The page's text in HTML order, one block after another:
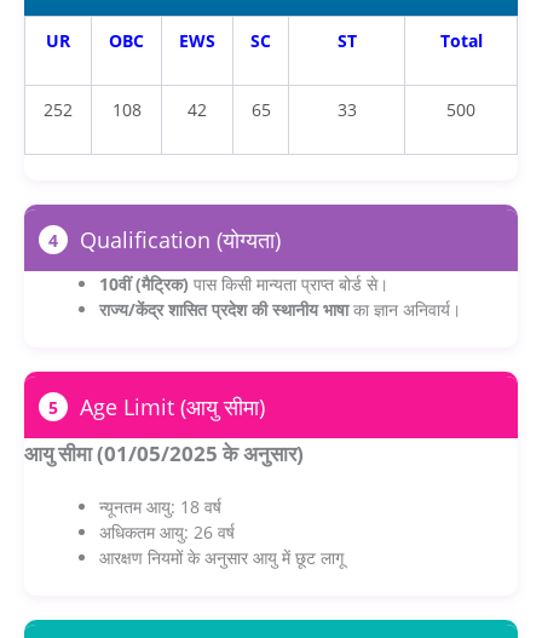
UR OBC EWS SC ST Total
252 108 42 65 33 500
4 Qualification (योग्यता)
10वीं (मैट्रिक) पास किसी मान्यता प्राप्त बोर्ड से।
राज्य/केंद्र शासित प्रदेश की स्थानीय भाषाका ज्ञान अनिवार्य।
5 Age Limit (आयु सीमा)
आयु सीमा (01/05/2025 के अनुसार)
न्यूनतम आयु: 18 वर्ष
अधिकतम आयु: 26 वर्ष
आरक्षण नियमों के अनुसार आयु में छूट लागू